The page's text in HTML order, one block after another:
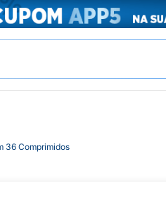
36 Comprimidos